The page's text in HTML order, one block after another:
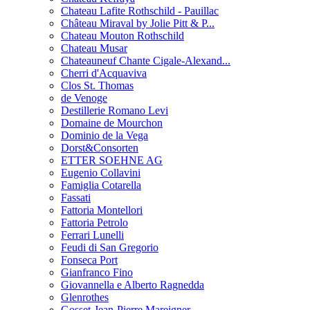
Chateau Lafite Rothschild - Pauillac
Château Miraval by Jolie Pitt & P...
Chateau Mouton Rothschild
Chateau Musar
Chateauneuf Chante Cigale-Alexand...
Cherri d'Acquaviva
Clos St. Thomas
de Venoge
Destillerie Romano Levi
Domaine de Mourchon
Dominio de la Vega
Dorst&Consorten
ETTER SOEHNE AG
Eugenio Collavini
Famiglia Cotarella
Fassati
Fattoria Montellori
Fattoria Petrolo
Ferrari Lunelli
Feudi di San Gregorio
Fonseca Port
Gianfranco Fino
Giovannella e Alberto Ragnedda
Glenrothes